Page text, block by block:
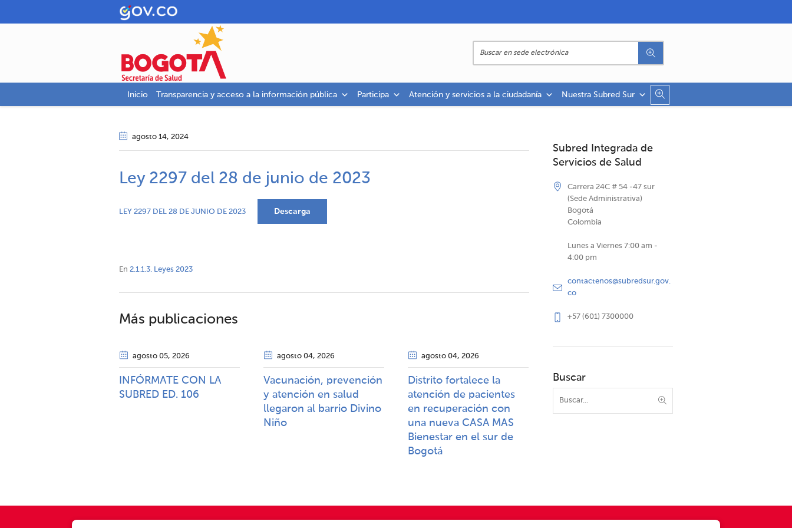
Inicio Transparencia y acceso a la información pública Participa Atención y servicios a la ciudadanía Nuestra Subred Sur
agosto 14, 2024
Ley 2297 del 28 de junio de 2023
LEY 2297 DEL 28 DE JUNIO DE 2023 Descarga
En 2.1.1.3. Leyes 2023
Más publicaciones
agosto 05, 2026
INFÓRMATE CON LA
SUBRED ED. 106
agosto 04, 2026
Vacunación, prevención
y atención en salud
llegaron al barrio Divino
Niño
agosto 04, 2026
Distrito fortalece la
atención de pacientes
en recuperación con
una nueva CASA MAS
Bienestar en el sur de
Bogotá
Subred Integrada de
Servicios de Salud
Carrera 24C # 54 -47 sur
(Sede Administrativa)
Bogotá
Colombia
Lunes a Viernes 7:00 am -
4:00 pm
contactenos@subredsur.gov.
co
+57 (601) 7300000
Buscar